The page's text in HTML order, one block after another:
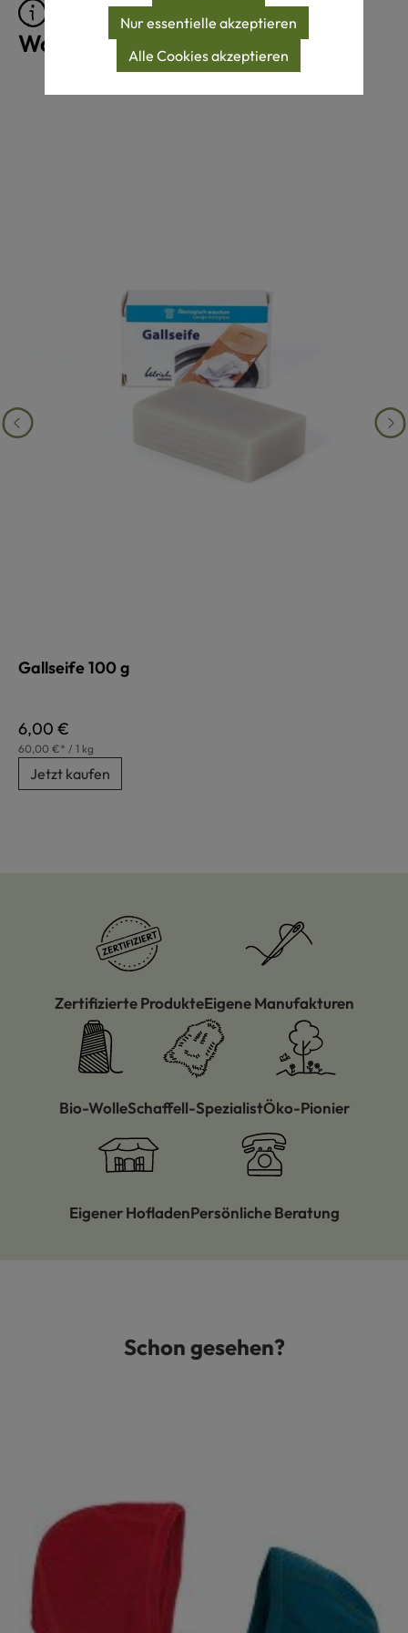
Pflegeprodukte für
Wollprodukte
Gallseife 100 g
Regulärer Preis:
6,00 €
60,00 €* / 1 kg
Jetzt kaufen
Zertifizierte ProdukteEigene Manufakturen
Bio-WolleSchaffell-SpezialistÖko-Pionier
Eigener HofladenPersönliche Beratung
Produktgalerie überspringenSchon gesehen?
Nur essentielle akzeptieren
Alle Cookies akzeptieren